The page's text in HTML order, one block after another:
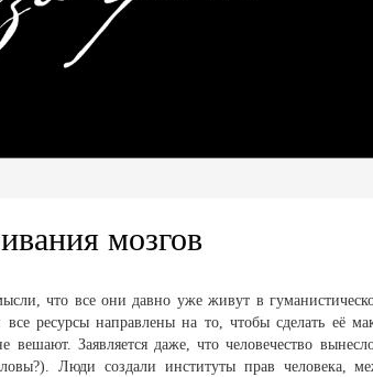
мозгов
что все они давно уже живут в
ресурсы направлены на то, чтобы сделать её
вешают. Заявляется даже, что человечество
Люди создали институты прав человека,